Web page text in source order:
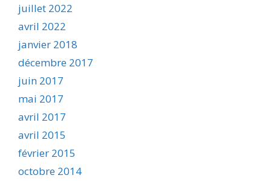
juillet 2022
avril 2022
janvier 2018
décembre 2017
juin 2017
mai 2017
avril 2017
avril 2015
février 2015
octobre 2014